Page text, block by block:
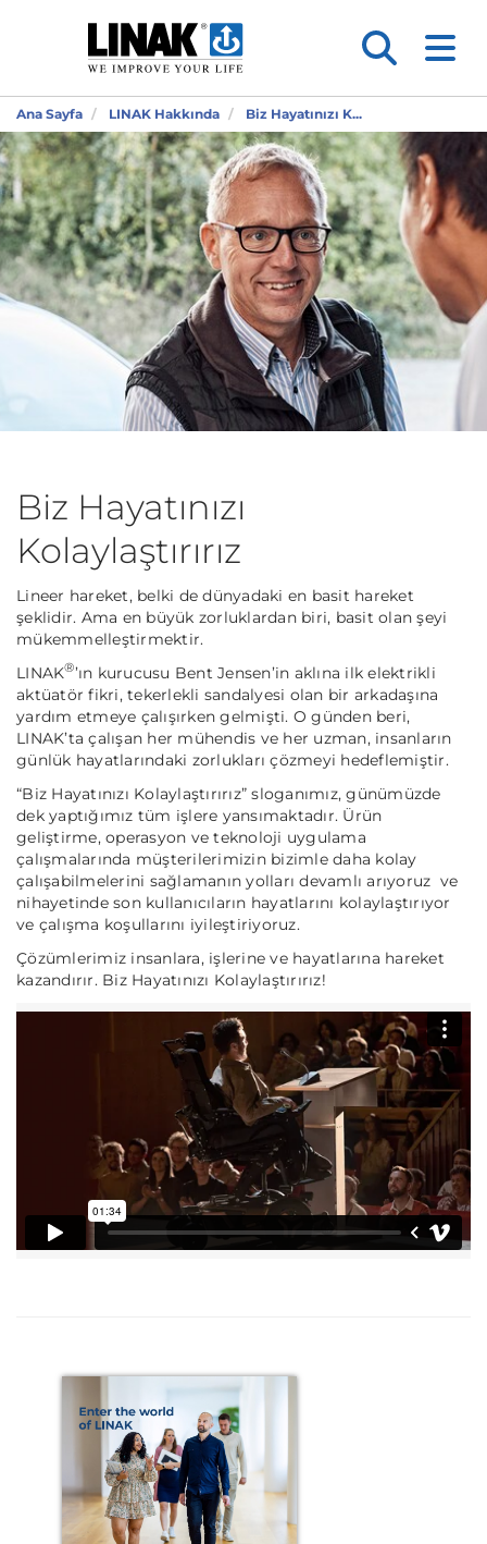
Ana Sayfa LINAK Hakkında Biz Hayatınızı K...
Biz Hayatınızı
Kolaylaştırırız
Lineer hareket, belki de dünyadaki en basit hareket
şeklidir. Ama en büyük zorluklardan biri, basit olan şeyi
mükemmelleştirmektir.
LINAK®’ın kurucusu Bent Jensen’in aklına ilk elektrikli
aktüatör fikri, tekerlekli sandalyesi olan bir arkadaşına
yardım etmeye çalışırken gelmişti. O günden beri,
LINAK’ta çalışan her mühendis ve her uzman, insanların
günlük hayatlarındaki zorlukları çözmeyi hedeflemiştir.
“Biz Hayatınızı Kolaylaştırırız” sloganımız, günümüzde
dek yaptığımız tüm işlere yansımaktadır. Ürün
geliştirme, operasyon ve teknoloji uygulama
çalışmalarında müşterilerimizin bizimle daha kolay
çalışabilmelerini sağlamanın yolları devamlı arıyoruz ve
nihayetinde son kullanıcıların hayatlarını kolaylaştırıyor
ve çalışma koşullarını iyileştiriyoruz.
Çözümlerimiz insanlara, işlerine ve hayatlarına hareket
kazandırır. Biz Hayatınızı Kolaylaştırırız!